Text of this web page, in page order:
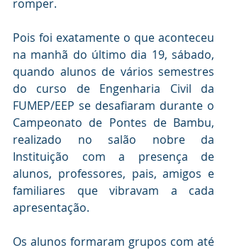
romper.
Pois foi exatamente o que aconteceu
na manhã do último dia 19, sábado,
quando alunos de vários semestres
do curso de Engenharia Civil da
FUMEP/EEP se desafiaram durante o
Campeonato de Pontes de Bambu,
realizado no salão nobre da
Instituição com a presença de
alunos, professores, pais, amigos e
familiares que vibravam a cada
apresentação.
Os alunos formaram grupos com até